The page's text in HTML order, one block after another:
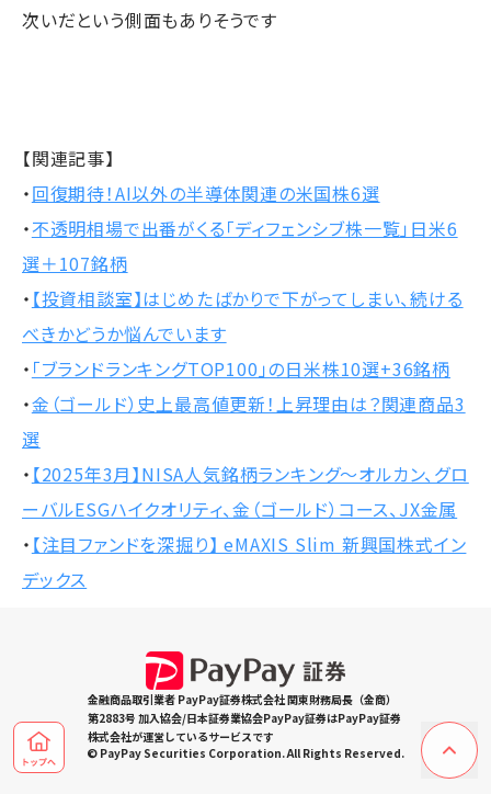
次いだという側面もありそうです
【関連記事】
・回復期待！AI以外の半導体関連の米国株6選
・不透明相場で出番がくる「ディフェンシブ株一覧」日米6
選＋107銘柄
・ 【投資相談室】はじめたばかりで下がってしまい、続ける
べきかどうか悩んでいます
・ 「ブランドランキングTOP100」の日米株10選+36銘柄
・金（ゴールド）史上最高値更新！上昇理由は？関連商品3
選
・ 【2025年3月】NISA人気銘柄ランキング～オルカン、グロ
ーバルESGハイクオリティ、金（ゴールド）コース、JX金属
・ 【注目ファンドを深掘り】 eMAXIS Slim 新興国株式イン
デックス
金融商品取引業者 PayPay証券株式会社 関東財務局長（金商）
第2883号 加入協会/日本証券業協会PayPay証券はPayPay証券
株式会社が運営しているサービスです
© PayPay Securities Corporation. All Rights Reserved.